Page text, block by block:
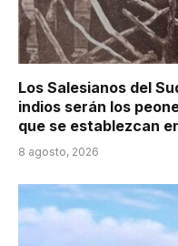
Los Salesianos del
indios serán los
que se establezcan
8 agosto, 2026